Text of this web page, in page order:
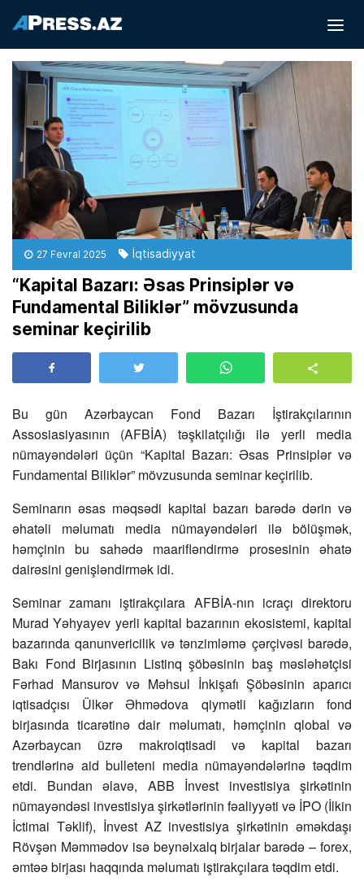
27 Fevral 2025 İqtisadiyyat
“Kapital Bazarı: Əsas Prinsiplər və
Fundamental Biliklər” mövzusunda
seminar keçirilib
Bu gün Azərbaycan Fond Bazarı İştirakçılarının
Assosiasiyasının (AFBİA) təşkilatçılığı ilə yerli media
nümayəndələri üçün “Kapital Bazarı: Əsas Prinsiplər və
Fundamental Biliklər” mövzusunda seminar keçirilib.
Seminarın əsas məqsədi kapital bazarı barədə dərin və
əhatəli məlumatı media nümayəndələri ilə bölüşmək,
həmçinin bu sahədə maarifləndirmə prosesinin əhatə
dairəsini genişləndirmək idi.
Seminar zamanı iştirakçılara AFBİA-nın icraçı direktoru
Murad Yəhyayev yerli kapital bazarının ekosistemi, kapital
bazarında qanunvericilik və tənzimləmə çərçivəsi barədə,
Bakı Fond Birjasının Listinq şöbəsinin baş məsləhətçisi
Fərhad Mansurov və Məhsul İnkişafı Şöbəsinin aparıcı
iqtisadçısı Ülkər Əhmədova qiymətli kağızların fond
birjasında ticarətinə dair məlumatı, həmçinin qlobal və
Azərbaycan üzrə makroiqtisadi və kapital bazarı
trendlərinə aid bulleteni media nümayəndələrinə təqdim
etdi. Bundan əlavə, ABB İnvest investisiya şirkətinin
nümayəndəsi investisiya şirkətlərinin fəaliyyəti və İPO (İlkin
İctimai Təklif), İnvest AZ investisiya şirkətinin əməkdaşı
Rövşən Məmmədov isə beynəlxalq birjalar barədə – forex,
əmtəə birjası haqqında məlumatı iştirakçılara təqdim etdi.